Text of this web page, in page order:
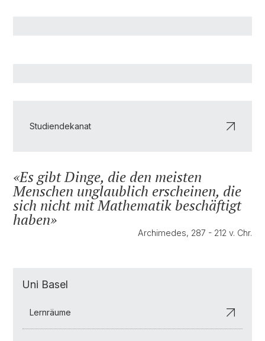
Studiendekanat
Es gibt Dinge, die den meisten
Menschen unglaublich erscheinen, die
sich nicht mit Mathematik beschäftigt
haben
Archimedes, 287 - 212 v. Chr.
Uni Basel
Lernräume